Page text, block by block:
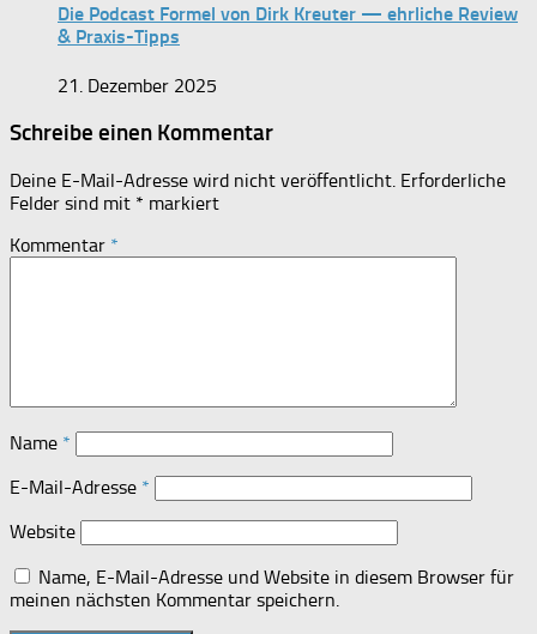
Die Podcast Formel von Dirk Kreuter — ehrliche Review
& Praxis-Tipps
21. Dezember 2025
Schreibe einen Kommentar
Deine E-Mail-Adresse wird nicht veröffentlicht. Erforderliche
Felder sind mit * markiert
Kommentar *
Name *
E-Mail-Adresse *
Website
Name, E-Mail-Adresse und Website in diesem Browser für
meinen nächsten Kommentar speichern.